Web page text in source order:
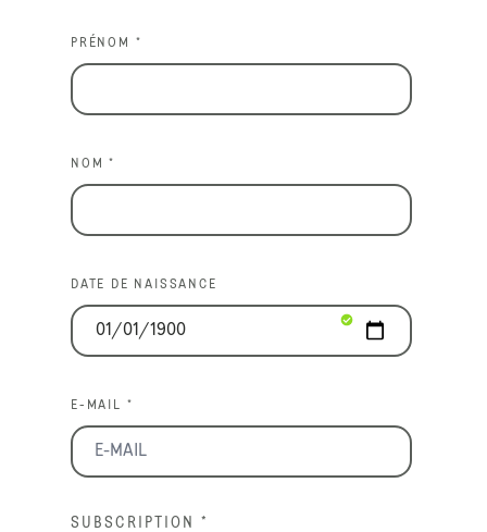
PRÉNOM *
NOM *
DATE DE NAISSANCE
E-MAIL *
SUBSCRIPTION *